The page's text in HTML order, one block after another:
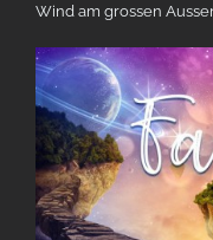
Wind am grossen